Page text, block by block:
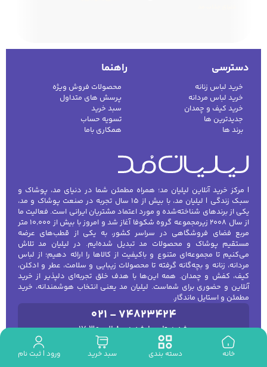
دسترسی
خرید لباس زنانه
خرید لباس مردانه
خرید کیف و چمدان
جدیدترین ها
برند ها
راهنما
محصولات فروش ویژه
پرسش های متداول
سبد خرید
تسویه حساب
همکاری باما
| مرکز خرید آنلاین لیلیان مد؛ همراه مطمئن شما در دنیای مد، پوشاک و
سبک زندگی | لیلیان مد، با بیش از ۱۵ سال تجربه در صنعت پوشاک و مد،
یکی از برندهای شناخته‌شده و مورد اعتماد مشتریان ایرانی است. فعالیت ما
از سال ۲۰۰۸ زیرمجموعه گروه شکوفا آغاز شد و امروز با بیش از ۱۰٬۰۰۰ متر
مربع فضای فروشگاهی در سراسر کشور، به یکی از قطب‌های عرضه
مستقیم پوشاک و محصولات مد تبدیل شده‌ایم. در لیلیان مد تلاش
می‌کنیم تا مجموعه‌ای متنوع و باکیفیت از کالاها را ارائه دهیم؛ از لباس
مردانه، زنانه و بچه‌گانه گرفته تا محصولات زیبایی و سلامت، عطر و ادکلن،
کیف، کفش و چمدان. همه این‌ها با هدف خلق تجربه‌ای دلپذیر از خرید
آنلاین و حضوری برای شماست. لیلیان مد یعنی انتخاب هوشمندانه، خرید
مطمئن و استایل ماندگار.
021 - 74823424
شنبه تا چهارشنبه : 8 الی 17:30
خانه دسته بندی سبد خرید ورود | ثبت نام